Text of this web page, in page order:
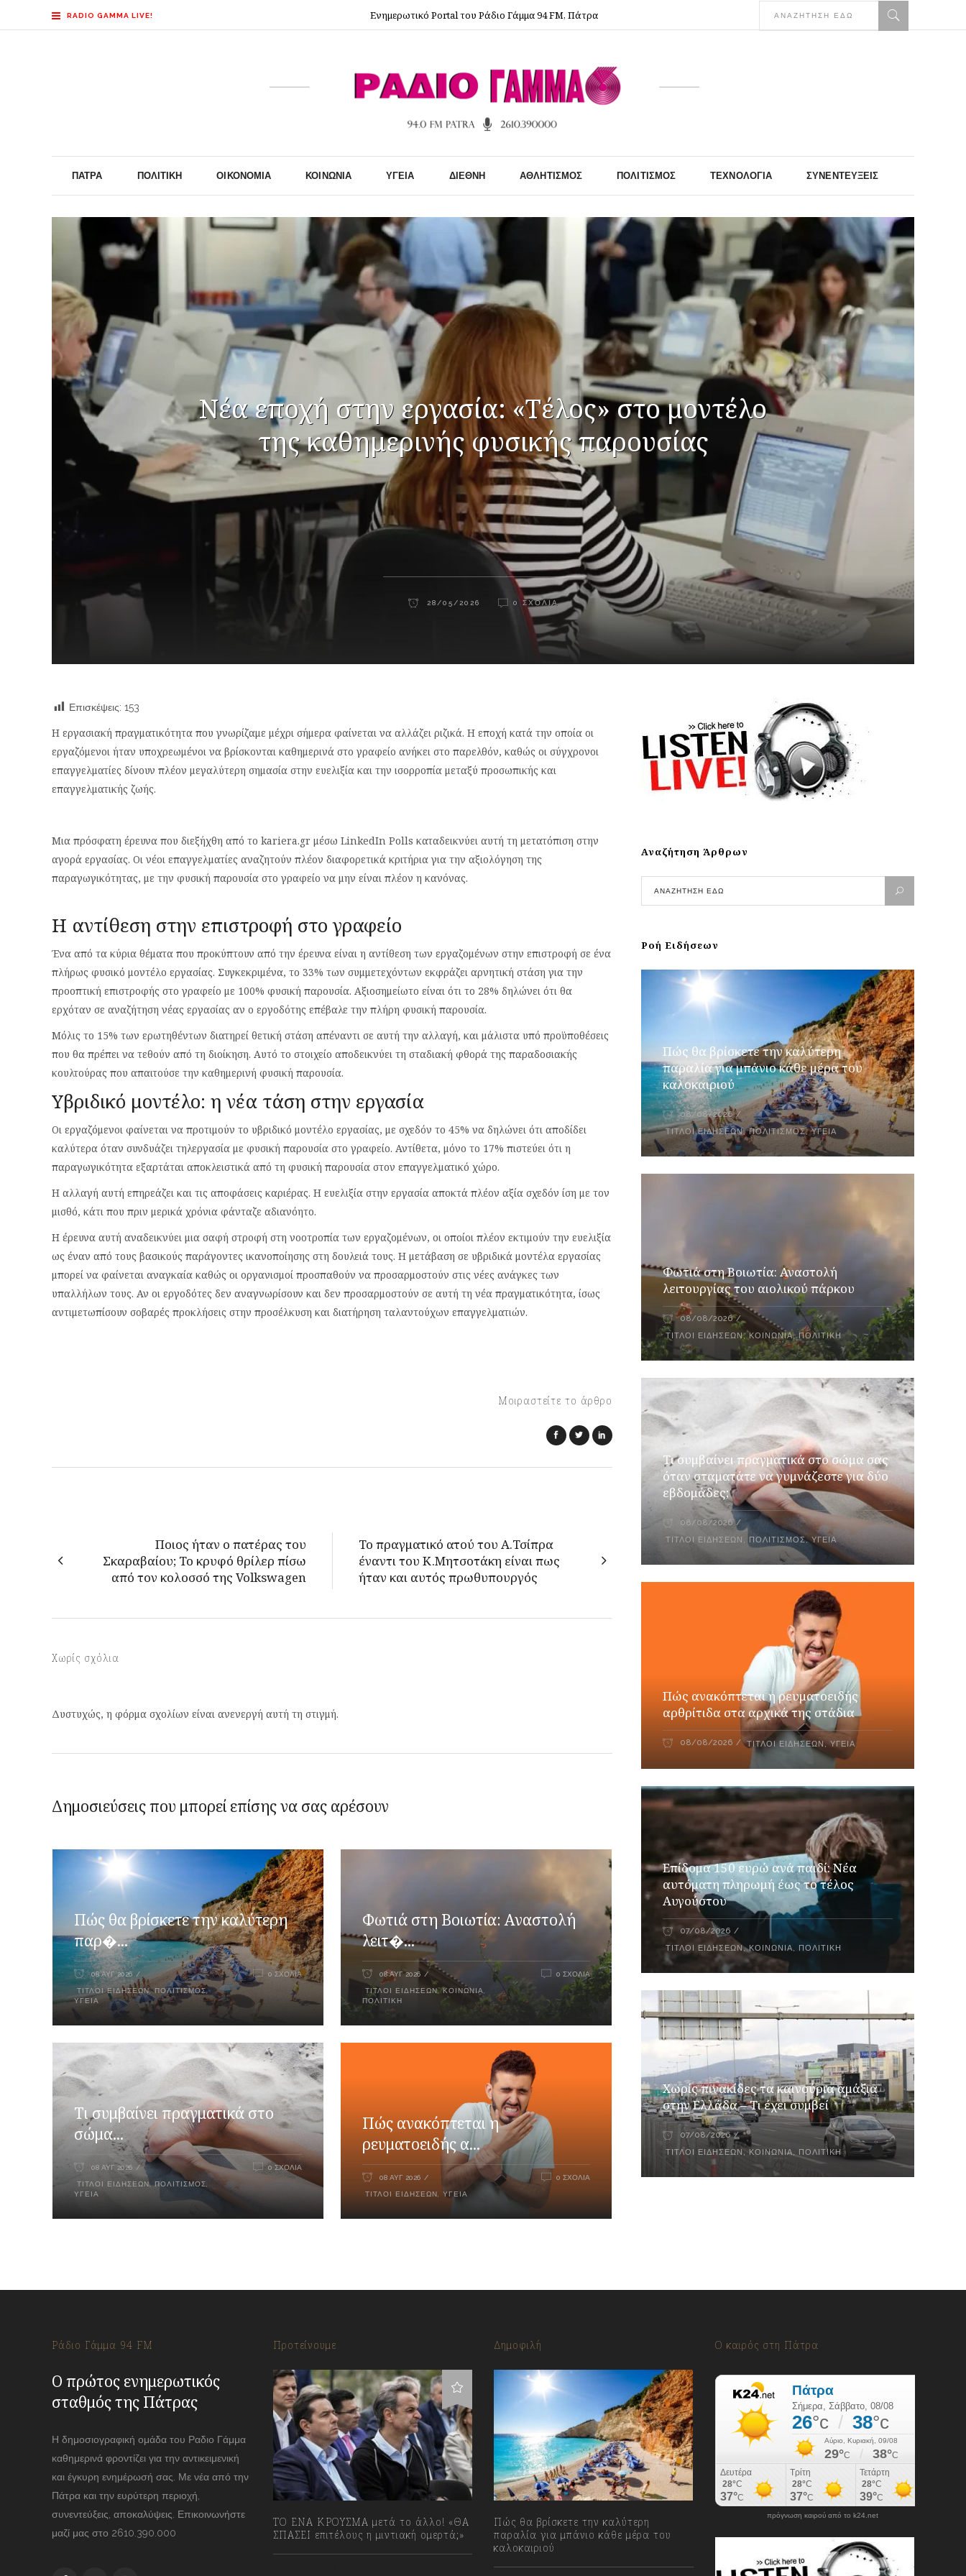
RADIO GAMMA LIVE! Ενημερωτικό Portal του Ράδιο Γάμμα 94 FM, Πάτρα
ΠΆΤΡΑ ΠΟΛΙΤΙΚΉ ΟΙΚΟΝΟΜΊΑ ΚΟΙΝΩΝΊΑ ΥΓΕΊΑ ΔΙΕΘΝΉ ΑΘΛΗΤΙΣΜΌΣ ΠΟΛΙΤΙΣΜΌΣ ΤΕΧΝΟΛΟΓΊΑ ΣΥΝΕΝΤΕΎΞΕΙΣ
Νέα εποχή στην εργασία: «Τέλος» στο μοντέλο
της καθημερινής φυσικής παρουσίας
28/05/2026 0 ΣΧΌΛΙΑ
Επισκέψεις: 153
Η εργασιακή πραγματικότητα που γνωρίζαμε μέχρι σήμερα φαίνεται να αλλάζει ριζικά. Η εποχή κατά την οποία οι
εργαζόμενοι ήταν υποχρεωμένοι να βρίσκονται καθημερινά στο γραφείο ανήκει στο παρελθόν, καθώς οι σύγχρονοι
επαγγελματίες δίνουν πλέον μεγαλύτερη σημασία στην ευελιξία και την ισορροπία μεταξύ προσωπικής και
επαγγελματικής ζωής.
Μια πρόσφατη έρευνα που διεξήχθη από το kariera.gr μέσω LinkedIn Polls καταδεικνύει αυτή τη μετατόπιση στην
αγορά εργασίας. Οι νέοι επαγγελματίες αναζητούν πλέον διαφορετικά κριτήρια για την αξιολόγηση της
παραγωγικότητας, με την φυσική παρουσία στο γραφείο να μην είναι πλέον η κανόνας.
Η αντίθεση στην επιστροφή στο γραφείο
Ένα από τα κύρια θέματα που προκύπτουν από την έρευνα είναι η αντίθεση των εργαζομένων στην επιστροφή σε ένα
πλήρως φυσικό μοντέλο εργασίας. Συγκεκριμένα, το 33% των συμμετεχόντων εκφράζει αρνητική στάση για την
προοπτική επιστροφής στο γραφείο με 100% φυσική παρουσία. Αξιοσημείωτο είναι ότι το 28% δηλώνει ότι θα
ερχόταν σε αναζήτηση νέας εργασίας αν ο εργοδότης επέβαλε την πλήρη φυσική παρουσία.
Μόλις το 15% των ερωτηθέντων διατηρεί θετική στάση απέναντι σε αυτή την αλλαγή, και μάλιστα υπό προϋποθέσεις
που θα πρέπει να τεθούν από τη διοίκηση. Αυτό το στοιχείο αποδεικνύει τη σταδιακή φθορά της παραδοσιακής
κουλτούρας που απαιτούσε την καθημερινή φυσική παρουσία.
Υβριδικό μοντέλο: η νέα τάση στην εργασία
Οι εργαζόμενοι φαίνεται να προτιμούν το υβριδικό μοντέλο εργασίας, με σχεδόν το 45% να δηλώνει ότι αποδίδει
καλύτερα όταν συνδυάζει τηλεργασία με φυσική παρουσία στο γραφείο. Αντίθετα, μόνο το 17% πιστεύει ότι η
παραγωγικότητα εξαρτάται αποκλειστικά από τη φυσική παρουσία στον επαγγελματικό χώρο.
Η αλλαγή αυτή επηρεάζει και τις αποφάσεις καριέρας. Η ευελιξία στην εργασία αποκτά πλέον αξία σχεδόν ίση με τον
μισθό, κάτι που πριν μερικά χρόνια φάνταζε αδιανόητο.
Η έρευνα αυτή αναδεικνύει μια σαφή στροφή στη νοοτροπία των εργαζομένων, οι οποίοι πλέον εκτιμούν την ευελιξία
ως έναν από τους βασικούς παράγοντες ικανοποίησης στη δουλειά τους. Η μετάβαση σε υβριδικά μοντέλα εργασίας
μπορεί να φαίνεται αναγκαία καθώς οι οργανισμοί προσπαθούν να προσαρμοστούν στις νέες ανάγκες των
υπαλλήλων τους. Αν οι εργοδότες δεν αναγνωρίσουν και δεν προσαρμοστούν σε αυτή τη νέα πραγματικότητα, ίσως
αντιμετωπίσουν σοβαρές προκλήσεις στην προσέλκυση και διατήρηση ταλαντούχων επαγγελματιών.
Μοιραστείτε το άρθρο
Ποιος ήταν ο πατέρας του
Σκαραβαίου; Το κρυφό θρίλερ πίσω
από τον κολοσσό της Volkswagen
Το πραγματικό ατού του Α.Τσίπρα
έναντι του Κ.Μητσοτάκη είναι πως
ήταν και αυτός πρωθυπουργός
Χωρίς σχόλια
Δυστυχώς, η φόρμα σχολίων είναι ανενεργή αυτή τη στιγμή.
Δημοσιεύσεις που μπορεί επίσης να σας αρέσουν
Πώς θα βρίσκετε την καλύτερη
παρ�...
08 ΑΥΓ 2026
ΤΊΤΛΟΙ ΕΙΔΉΣΕΩΝ,ΠΟΛΙΤΙΣΜΌΣ,
ΥΓΕΊΑ
0 ΣΧΌΛΙΑ
Φωτιά στη Βοιωτία: Αναστολή
λειτ�...
08 ΑΥΓ 2026
ΤΊΤΛΟΙ ΕΙΔΉΣΕΩΝ,ΚΟΙΝΩΝΊΑ
ΠΟΛΙΤΙΚΉ
0 ΣΧΌΛΙΑ
Τι συμβαίνει πραγματικά στο
σώμα...
08 ΑΥΓ 2026
ΤΊΤΛΟΙ ΕΙΔΉΣΕΩΝ, ΠΟΛΙΤΙΣΜΌΣ
ΥΓΕΊΑ
0 ΣΧΌΛΙΑ
Πώς ανακόπτεται η
ρευματοειδής α...
08 ΑΥΓ 2026
ΤΊΤΛΟΙ ΕΙΔΉΣΕΩΝ ΥΓΕΊΑ
0 ΣΧΌΛΙΑ
Αναζήτηση Άρθρων
Ροή Ειδήσεων
Πώς θα βρίσκετε την καλύτερη
παραλία για μπάνιο κάθε μέρα του
καλοκαιριού
08/08/2026
ΤΊΤΛΟΙ ΕΙΔΉΣΕΩΝ,ΠΟΛΙΤΙΣΜΌΣ,ΥΓΕΊΑ
Φωτιά στη Βοιωτία: Αναστολή
λειτουργίας του αιολικού πάρκου
08/08/2026
ΤΊΤΛΟΙ ΕΙΔΉΣΕΩΝ,ΚΟΙΝΩΝΊΑ,ΠΟΛΙΤΙΚΉ
Τι συμβαίνει πραγματικά στο σώμα σας
όταν σταματάτε να γυμνάζεστε για δύο
εβδομάδες;
08/08/2026
ΤΊΤΛΟΙ ΕΙΔΉΣΕΩΝ , ΠΟΛΙΤΙΣΜΌΣ,ΥΓΕΊΑ
Πώς ανακόπτεται η ρευματοειδής
αρθρίτιδα στα αρχικά της στάδια
08/08/2026 ΤΊΤΛΟΙ ΕΙΔΉΣΕΩΝ,ΥΓΕΊΑ
Επίδομα 150 ευρώ ανά παιδί: Νέα
αυτόματη πληρωμή έως το τέλος
Αυγούστου
07/08/2026
ΤΊΤΛΟΙ ΕΙΔΉΣΕΩΝ,ΚΟΙΝΩΝΊΑ, ΠΟΛΙΤΙΚΉ
Χωρίς πινακίδες τα καινούρια αμάξια
στην Ελλάδα – Τι έχει συμβεί
07/08/2026
ΤΊΤΛΟΙ ΕΙΔΉΣΕΩΝ , ΚΟΙΝΩΝΊΑ, ΠΟΛΙΤΙΚΉ
Ράδιο Γάμμα 94 FM
Ο πρώτος ενημερωτικός
σταθμός της Πάτρας
Η δημοσιογραφική ομάδα του Ραδιο Γάμμα
καθημερινά φροντίζει για την αντικειμενική
και έγκυρη ενημέρωσή σας. Με νέα από την
Πάτρα και την ευρύτερη περιοχή,
συνεντεύξεις, αποκαλύψεις. Επικοινωνήστε
μαζί μας στο 2610.390.000
Προτείνουμε
ΤΟ ΕΝΑ ΚΡΟΥΣΜΑ μετά το άλλο! «ΘΑ
ΣΠΑΣΕΙ επιτέλους η μιντιακή ομερτά;»
Δημοφιλή
Πώς θα βρίσκετε την καλύτερη
παραλία για μπάνιο κάθε μέρα του
καλοκαιριού
Ο καιρός στη Πάτρα
πρόγνωση καιρού από το k24.net